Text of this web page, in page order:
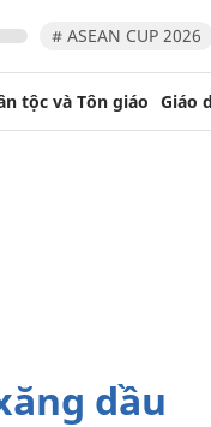
# ASEAN CUP 2026
tộc và Tôn giáo Giáo
dầu